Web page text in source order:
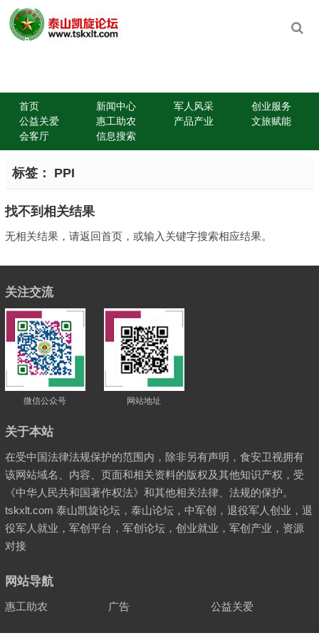
首页 新闻中心 军人风采
创业服务
公益关爱
惠工助农 产品产业
文旅赋能
会客厅
信息搜索
标签： PPI
找不到相关结果
无相关结果，请返回首页，或输入关键字搜索相应结果。
关注交流
微信公众号 网站地址
关于本站
在受中国法律法规保护的范围内，除非另有声明，食安卫视拥有
该网站域名、内容、页面和相关资料的版权及其他知识产权，受
《中华人民共和国著作权法》和其他相关法律、法规的保护。
tskxlt.com 泰山凯旋论坛，泰山论坛，中军创，退役军人创业，退
役军人就业，军创平台，军创论坛，创业就业，军创产业，资源
对接
网站导航
惠工助农 广告 公益关爱